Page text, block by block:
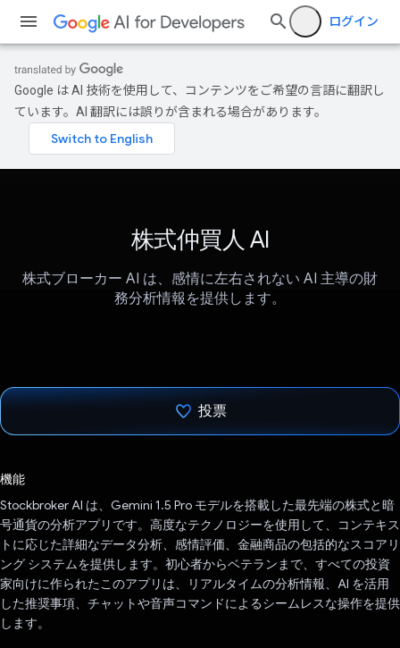
ログイン
Google は AI 技術を使用して、コンテンツをご希望の言語に翻訳し
ています。AI 翻訳には誤りが含まれる場合があります。
株式仲買人 AI
株式ブローカー AI は、感情に左右されない AI 主導の財
務分析情報を提供します。
投票
機能
Stockbroker AI は、Gemini 1.5 Pro モデルを搭載した最先端の株式と暗
号通貨の分析アプリです。高度なテクノロジーを使用して、コンテキス
トに応じた詳細なデータ分析、感情評価、金融商品の包括的なスコアリ
ング システムを提供します。初心者からベテランまで、すべての投資
家向けに作られたこのアプリは、リアルタイムの分析情報、AI を活用
した推奨事項、チャットや音声コマンドによるシームレスな操作を提供
します。